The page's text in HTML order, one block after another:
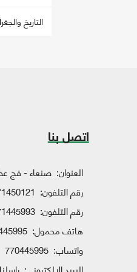
التاريخ
اتصل بنا
العنوان: صنعاء - فج
رقم التلفون:
رقم التلفون:
هاتف محمول:
واتساب: 770445995